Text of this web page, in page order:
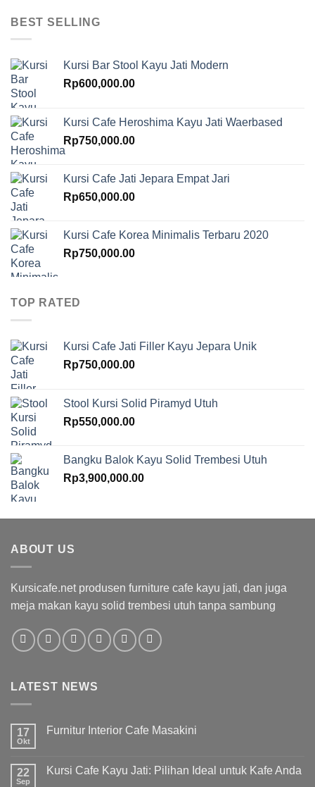
BEST SELLING
Kursi Bar Stool Kayu Jati Modern
Rp600,000.00
Kursi Cafe Heroshima Kayu Jati Waerbased
Rp750,000.00
Kursi Cafe Jati Jepara Empat Jari
Rp650,000.00
Kursi Cafe Korea Minimalis Terbaru 2020
Rp750,000.00
TOP RATED
Kursi Cafe Jati Filler Kayu Jepara Unik
Rp750,000.00
Stool Kursi Solid Piramyd Utuh
Rp550,000.00
Bangku Balok Kayu Solid Trembesi Utuh
Rp3,900,000.00
ABOUT US
Kursicafe.net produsen furniture cafe kayu jati, dan juga
meja makan kayu solid trembesi utuh tanpa sambung
LATEST NEWS
17
Okt
Furnitur Interior Cafe Masakini
22
Sep
Kursi Cafe Kayu Jati: Pilihan Ideal untuk Kafe Anda